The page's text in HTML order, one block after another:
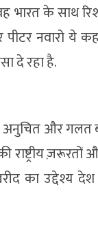
भारत के साथ
नवारो
दे रहा है.
अनुचित और
ज़रूरतों
का उद्देश्य